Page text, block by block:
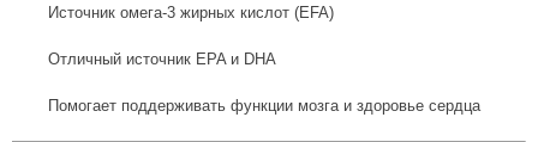
Источник омега-3 жирных кислот (EFA)
Отличный источник EPA и DHA
Помогает поддерживать функции мозга и здоровье сердца